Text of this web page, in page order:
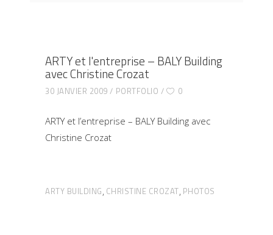
CHRISTINE CROZAT
ARTY et l'entreprise – BALY Building
avec Christine Crozat
30 JANVIER 2009 PORTFOLIO 0
ARTY et l’entreprise – BALY Building avec
Christine Crozat
ARTY BUILDING, CHRISTINE CROZAT, PHOTOS